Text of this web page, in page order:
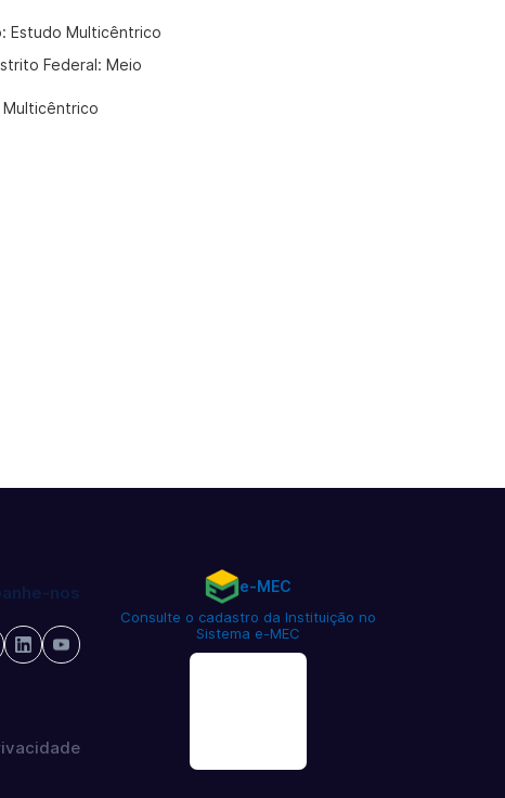
Estudo Multicêntrico
Federal: Meio
nos e-MEC
Consulte o cadastro da Instituição no
Sistema e-MEC